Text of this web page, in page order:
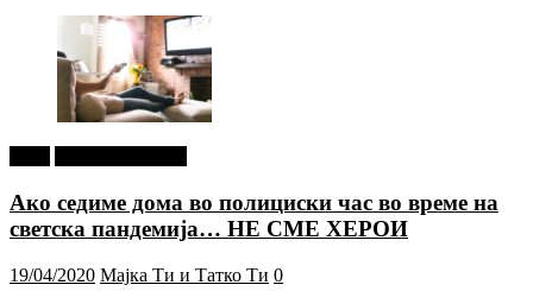
Ако седиме дома во полициски час во време на
светска пандемија… НЕ СМЕ ХЕРОИ
19/04/2020 Мајка Ти и Татко Ти 0